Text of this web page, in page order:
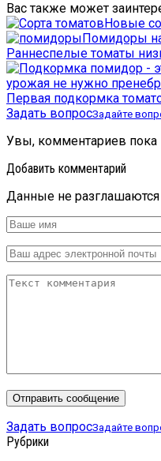
Вас также может
Новые
Помидоры
Раннеспелые томаты
Первая подкормка
Задать вопросЗадайте
Увы, комментариев пока
Добавить комментарий
Данные не разглашаются
Задать вопросЗадайте
Рубрики